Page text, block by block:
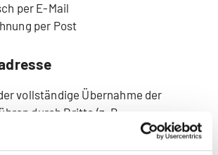
per E-Mail
per Post
vollständige Übernahme der
durch Dritte (z. B.
zum Download zur Verfügung.